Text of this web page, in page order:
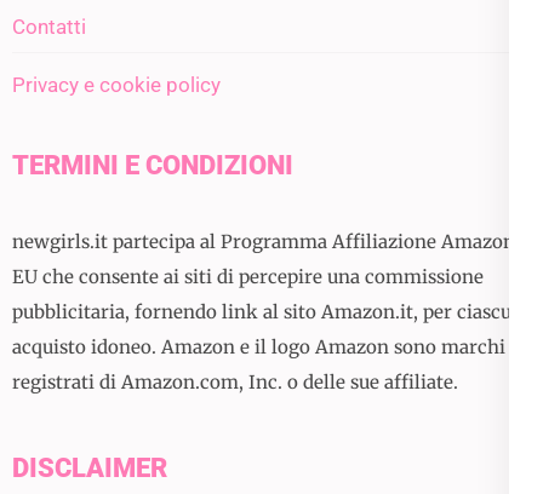
Contatti
Privacy e cookie policy
TERMINI E CONDIZIONI
newgirls.it partecipa al Programma Affiliazione Amazon
EU che consente ai siti di percepire una commissione
pubblicitaria, fornendo link al sito Amazon.it, per ciascun
acquisto idoneo. Amazon e il logo Amazon sono marchi
registrati di Amazon.com, Inc. o delle sue affiliate.
DISCLAIMER